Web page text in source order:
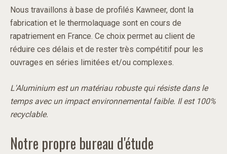
Nous travaillons à base de profilés Kawneer, dont la
fabrication et le thermolaquage sont en cours de
rapatriement en France. Ce choix permet au client de
réduire ces délais et de rester très compétitif pour les
ouvrages en séries limitées et/ou complexes.
L'Aluminium est un matériau robuste qui résiste dans le
temps avec un impact environnemental faible. Il est 100%
recyclable.
Notre propre bureau d'étude